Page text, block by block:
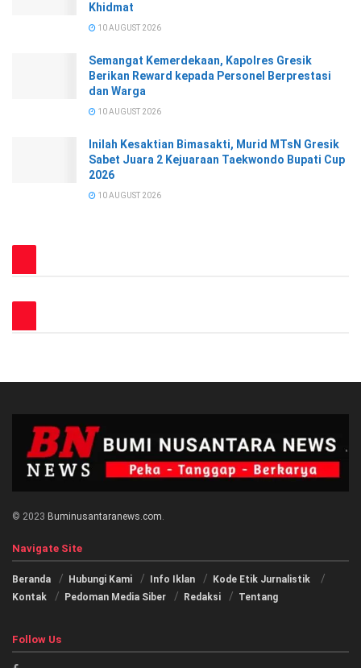
Khidmat
10 AUGUST 2026
Semangat Kemerdekaan, Kapolres Gresik
Berikan Reward kepada Personel Berprestasi
dan Warga
10 AUGUST 2026
Inilah Kesaktian Bimasakti, Murid MTsN Gresik
Sabet Juara 2 Kejuaraan Taekwondo Bupati Cup
2026
10 AUGUST 2026
© 2023 Buminusantaranews.com
Navigate Site
Beranda Hubungi Kami Info Iklan
Kode Etik Jurnalistik
Kontak
Pedoman Media Siber Redaksi Tentang
Follow Us